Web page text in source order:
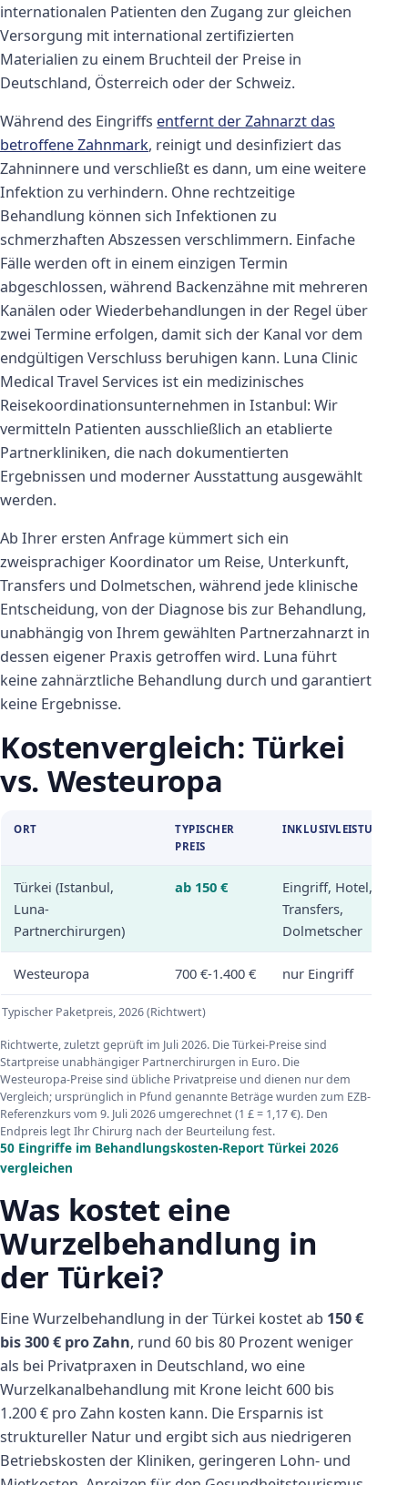
internationalen Patienten den Zugang zur gleichen
Versorgung mit international zertifizierten
Materialien zu einem Bruchteil der Preise in
Deutschland, Österreich oder der Schweiz.
Während des Eingriffs entfernt der Zahnarzt das
betroffene Zahnmark, reinigt und desinfiziert das
Zahninnere und verschließt es dann, um eine weitere
Infektion zu verhindern. Ohne rechtzeitige
Behandlung können sich Infektionen zu
schmerzhaften Abszessen verschlimmern. Einfache
Fälle werden oft in einem einzigen Termin
abgeschlossen, während Backenzähne mit mehreren
Kanälen oder Wiederbehandlungen in der Regel über
zwei Termine erfolgen, damit sich der Kanal vor dem
endgültigen Verschluss beruhigen kann. Luna Clinic
Medical Travel Services ist ein medizinisches
Reisekoordinationsunternehmen in Istanbul: Wir
vermitteln Patienten ausschließlich an etablierte
Partnerkliniken, die nach dokumentierten
Ergebnissen und moderner Ausstattung ausgewählt
werden.
Ab Ihrer ersten Anfrage kümmert sich ein
zweisprachiger Koordinator um Reise, Unterkunft,
Transfers und Dolmetschen, während jede klinische
Entscheidung, von der Diagnose bis zur Behandlung,
unabhängig von Ihrem gewählten Partnerzahnarzt in
dessen eigener Praxis getroffen wird. Luna führt
keine zahnärztliche Behandlung durch und garantiert
keine Ergebnisse.
Kostenvergleich: Türkei
vs. Westeuropa
Typischer Paketpreis, 2026 (Richtwert)
ORT
TYPISCHER
PREIS
INKLUSIVLEISTUNGEN
Türkei (Istanbul,
Luna-
Partnerchirurgen)
ab 150 €
Eingriff, Hotel,
Transfers,
Dolmetscher
Westeuropa 700 €-1.400 € nur Eingriff
Richtwerte, zuletzt geprüft im Juli 2026. Die Türkei-Preise sind
Startpreise unabhängiger Partnerchirurgen in Euro. Die
Westeuropa-Preise sind übliche Privatpreise und dienen nur dem
Vergleich; ursprünglich in Pfund genannte Beträge wurden zum EZB-
Referenzkurs vom 9. Juli 2026 umgerechnet (1 £ = 1,17 €). Den
Endpreis legt Ihr Chirurg nach der Beurteilung fest.
50 Eingriffe im Behandlungskosten-Report Türkei 2026
vergleichen
Was kostet eine
Wurzelbehandlung in
der Türkei?
Eine Wurzelbehandlung in der Türkei kostet ab 150 €
bis 300 € pro Zahn, rund 60 bis 80 Prozent weniger
als bei Privatpraxen in Deutschland, wo eine
Wurzelkanalbehandlung mit Krone leicht 600 bis
1.200 € pro Zahn kosten kann. Die Ersparnis ist
struktureller Natur und ergibt sich aus niedrigeren
Betriebskosten der Kliniken, geringeren Lohn- und